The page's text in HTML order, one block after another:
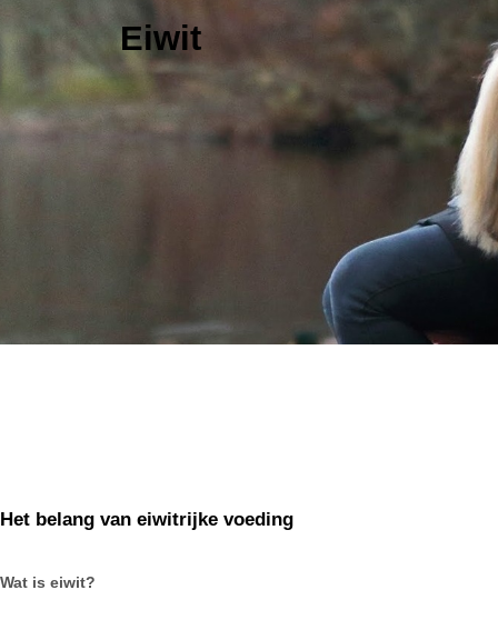
Eiwit
Het belang van eiwitrijke voeding
Wat is eiwit?